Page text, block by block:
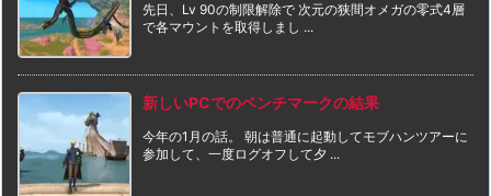
先日、Lv 90の制限解除で 次元の狭間オメガの零式4層
で各マウントを取得しまし ...
新しいPCでのベンチマークの結果
今年の1月の話。 朝は普通に起動してモブハンツアーに
参加して、一度ログオフして夕 ...